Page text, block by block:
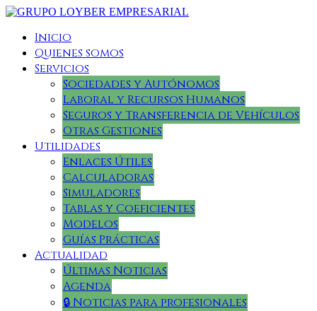
Inicio
Quienes somos
Servicios
Sociedades y Autónomos
Laboral y Recursos Humanos
Seguros y Transferencia de Vehículos
Otras Gestiones
Utilidades
Enlaces Útiles
Calculadoras
Simuladores
Tablas y Coeficientes
Modelos
Guías Prácticas
Actualidad
Últimas Noticias
Agenda
🔒 Noticias para profesionales